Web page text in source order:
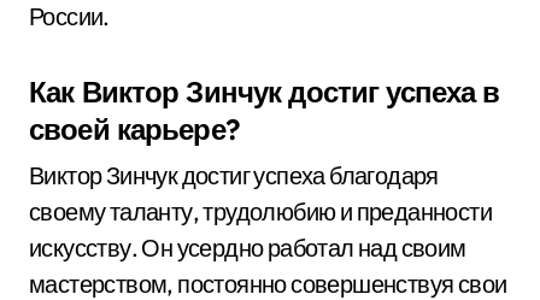
России.
Как Виктор Зинчук достиг успеха в
своей карьере?
Виктор Зинчук достиг успеха благодаря
своему таланту, трудолюбию и преданности
искусству. Он усердно работал над своим
мастерством, постоянно совершенствуя свои